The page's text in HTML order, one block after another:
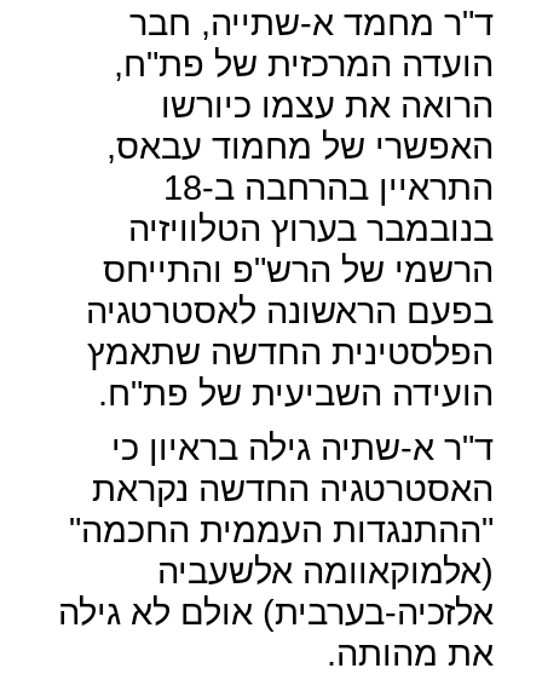
ד"ר מחמד א-שתייה, חבר
הועדה המרכזית של פת"ח,
הרואה את עצמו כיורשו
האפשרי של מחמוד עבאס,
התראיין בהרחבה ב-18
בנובמבר בערוץ הטלוויזיה
הרשמי של הרש"פ והתייחס
בפעם הראשונה לאסטרטגיה
הפלסטינית החדשה שתאמץ
הועידה השביעית של פת"ח.
ד"ר א-שתיה גילה בראיון כי
האסטרטגיה החדשה נקראת
"ההתנגדות העממית החכמה"
(אלמוקאוומה אלשעביה
אלזכיה-בערבית) אולם לא גילה
את מהותה.